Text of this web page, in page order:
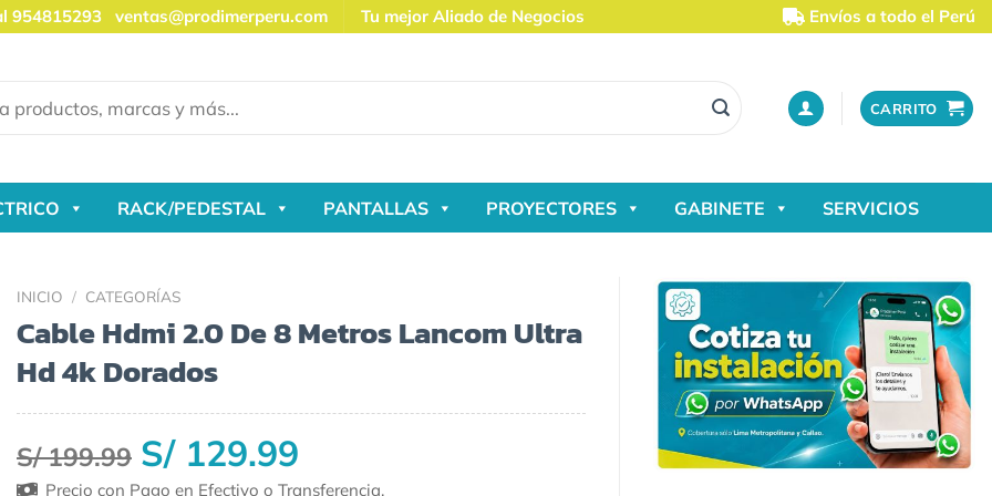
954815293ventas@prodimerperu.com Tu mejor Aliado de Negocios Envíos a todo el Perú
CARRITO
RACK/PEDESTAL PANTALLAS PROYECTORES GABINETE SERVICIOS
INICIO / CATEGORÍAS
Cable Hdmi 2.0 De 8 Metros Lancom Ultra
Hd 4k Dorados
S/ 199.99 S/ 129.99
Precio con Pago en Efectivo o Transferencia.